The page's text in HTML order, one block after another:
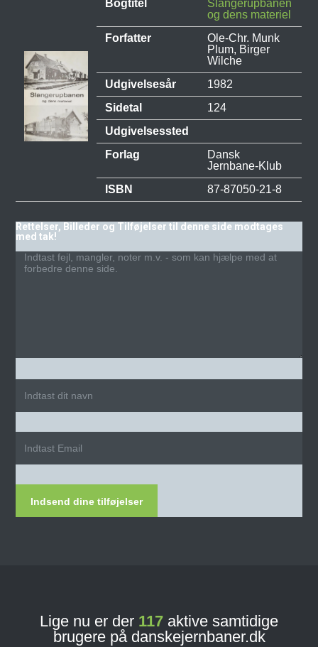
Bogtitel
Slangerupbanen
og dens materiel
Forfatter
Ole-Chr. Munk
Plum, Birger
Wilche
Udgivelsesår
1982
Sidetal
124
Udgivelsessted
Forlag
Dansk
Jernbane-Klub
ISBN
87-87050-21-8
Rettelser, Billeder og Tilføjelser til denne side modtages
med tak!
Indsend dine tilføjelser
Lige nu er der 117 aktive samtidige
brugere på danskejernbaner.dk